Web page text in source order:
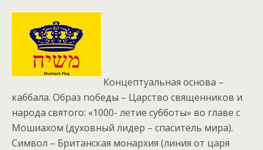
Концептуальная основа –
каббала. Образ победы – Царство священников и
народа святого: «1000- летие субботы» во главе с
Мошиахом (духовный лидер – спаситель мира).
Символ – Британская монархия (линия от царя